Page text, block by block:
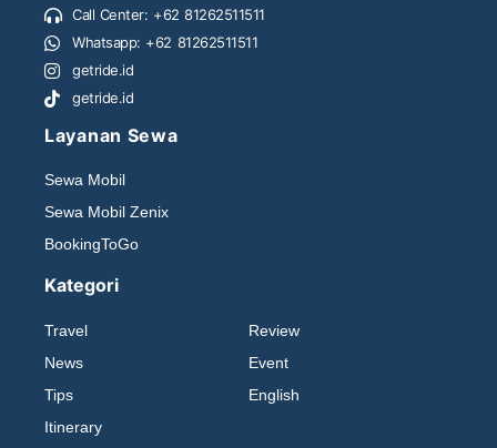
Call Center: +62 81262511511
Whatsapp: +62 81262511511
getride.id
getride.id
Layanan Sewa
Sewa Mobil
Sewa Mobil Zenix
BookingToGo
Kategori
Travel
News
Tips
Itinerary
Review
Event
English